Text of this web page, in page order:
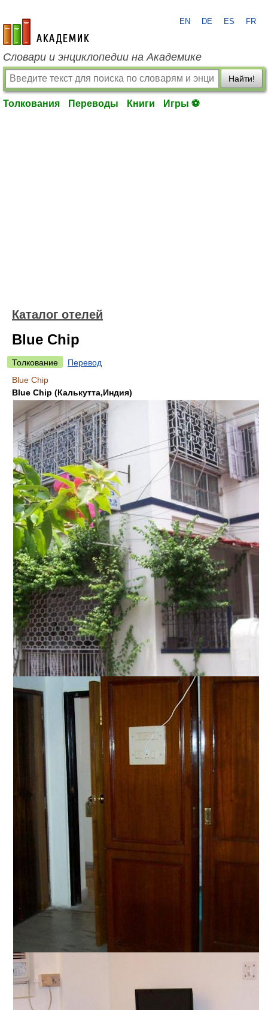
academic.ru
EN DE ES FR
Словари и энциклопедии на Академике
Найти!
Толкования Переводы Книги Игры ⚽
Каталог отелей
Blue Chip
Толкование
Перевод
Blue Chip
Blue Chip (Калькутта,Индия)